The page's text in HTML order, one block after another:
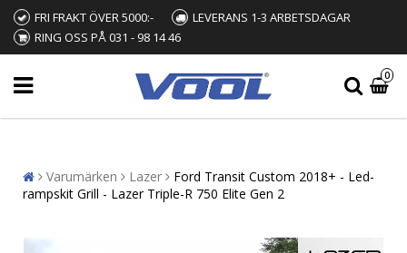
FRI FRAKT ÖVER 5000:-
LEVERANS 1-3 ARBETSDAGAR
RING OSS PÅ 031 - 98 14 46
0
Varumärken Lazer
Ford Transit Custom 2018+ - Led-
rampskit Grill - Lazer Triple-R 750 Elite Gen 2